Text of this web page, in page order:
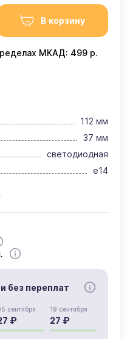
В корзину
МКАД: 499 р.
112 мм
37 мм
светодиодная
e14
без переплат
сентября
₽
19 сентября
27 ₽